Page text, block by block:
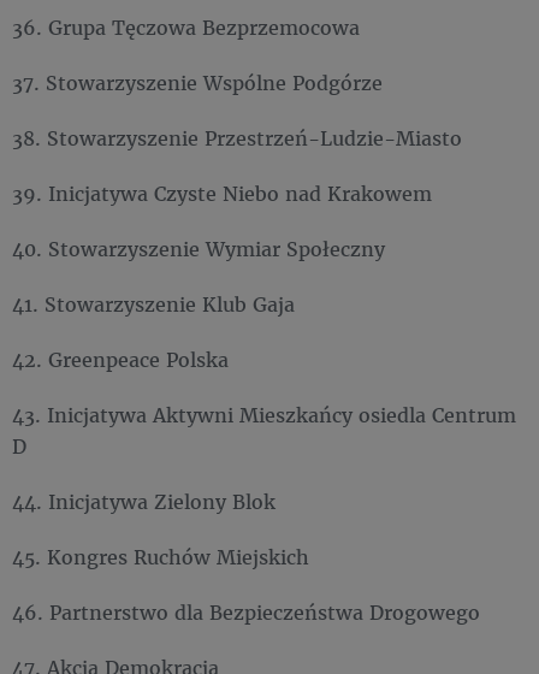
36. Grupa Tęczowa Bezprzemocowa
37. Stowarzyszenie Wspólne Podgórze
38. Stowarzyszenie Przestrzeń-Ludzie-Miasto
39. Inicjatywa Czyste Niebo nad Krakowem
40. Stowarzyszenie Wymiar Społeczny
41. Stowarzyszenie Klub Gaja
42. Greenpeace Polska
43. Inicjatywa Aktywni Mieszkańcy osiedla Centrum
D
44. Inicjatywa Zielony Blok
45. Kongres Ruchów Miejskich
46. Partnerstwo dla Bezpieczeństwa Drogowego
47. Akcja Demokracja